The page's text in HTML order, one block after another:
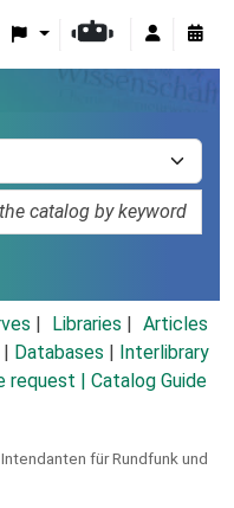
Libraries
Articles
Databases
Interlibrary
request | Catalog Guide
für Rundfunk und